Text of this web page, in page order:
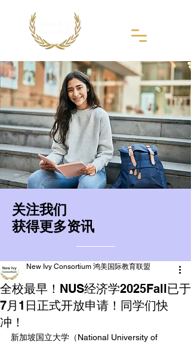
​关注我们
获得更多资讯
全校最早！NUS经济学2025Fall已于
7月1日正式开放申请！同学们快
冲！
New Ivy Consortium 鸿美国际教育联盟
新加坡国立大学（National University of